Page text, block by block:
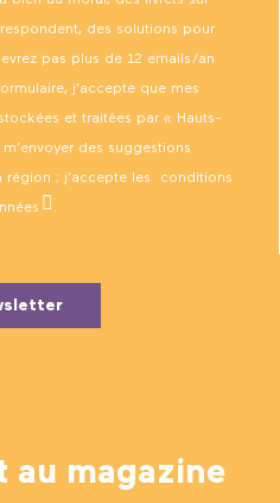
des solutions pour
pas plus de 12 emails/an
j’accepte que mes
et traitées par « Hauts-
des suggestions
région ; j’accepte les conditions
.
au magazine